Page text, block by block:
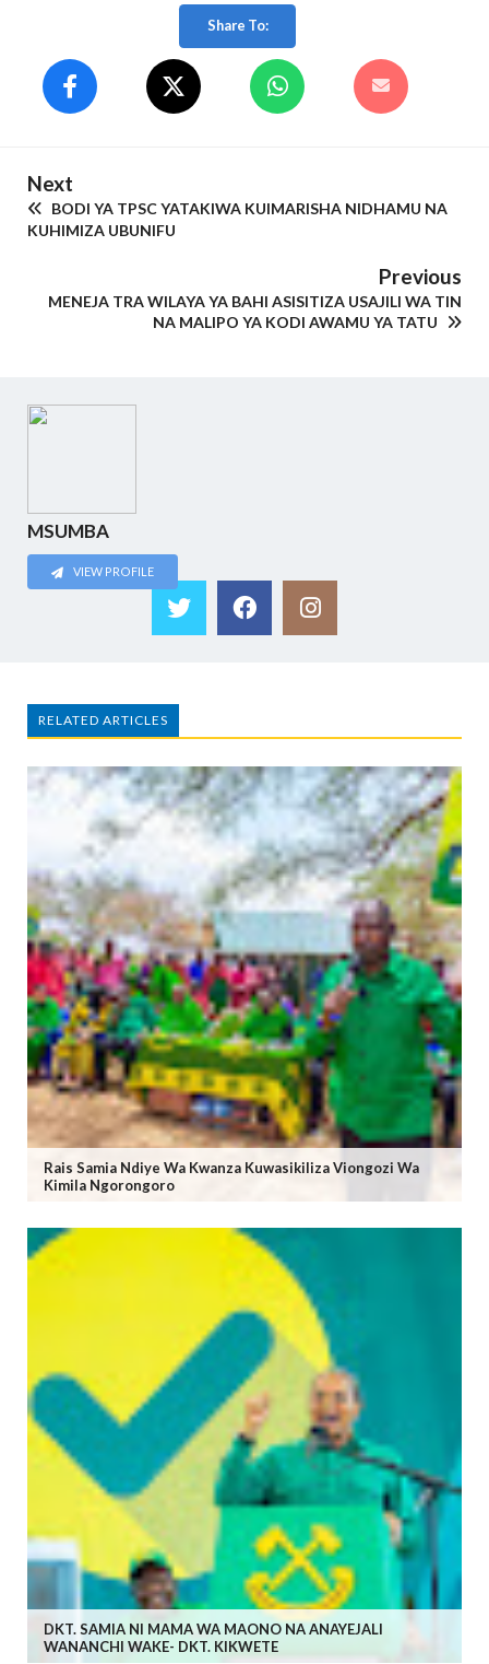
Share To:
Next
BODI YA TPSC YATAKIWA KUIMARISHA NIDHAMU NA
KUHIMIZA UBUNIFU
Previous
MENEJA TRA WILAYA YA BAHI ASISITIZA USAJILI WA TIN
NA MALIPO YA KODI AWAMU YA TATU
MSUMBA
VIEW PROFILE
RELATED ARTICLES
Rais Samia Ndiye Wa Kwanza Kuwasikiliza Viongozi Wa
Kimila Ngorongoro
DKT. SAMIA NI MAMA WA MAONO NA ANAYEJALI
WANANCHI WAKE- DKT. KIKWETE